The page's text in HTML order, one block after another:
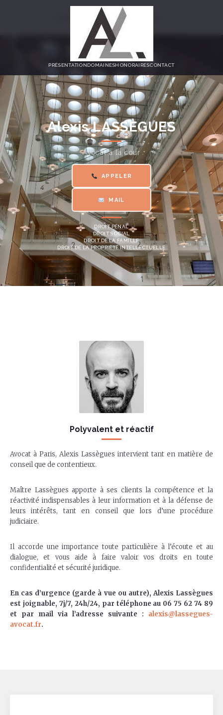
Cabinet Alexis Lassègues
PRÉSENTATIONDOMAINESHONORAIRESCONTACT
Alexis LASSÈGUES
Avocat à la cour
APPELER
MAIL
DROIT PÉNAL
DROIT SOCIAL
DROIT DE LA FAMILLE
DROIT DE LA PROPRIÉTÉ INTELLECTUELLE
Polyvalent et réactif
Avocat à Paris, Alexis Lassègues intervient tant en matière de
conseil que de contentieux.
Maître Lassègues apporte à ses clients la compétence et la
réactivité indispensables à leur information et à la défense de
leurs intérêts, tant en conseil que lors d’une procédure
judiciaire.
Il accorde une importance toute particulière à l’écoute et au
dialogue, et vous aide à faire valoir vos droits en toute
confidentialité et sécurité juridique.
En cas d’urgence (garde à vue ou autre), Alexis Lassègues
est joignable, 7j/7, 24h/24, par téléphone au 06 75 62 74 89
et par mail via l’adresse suivante : alexis@lassegues-
avocat.fr.